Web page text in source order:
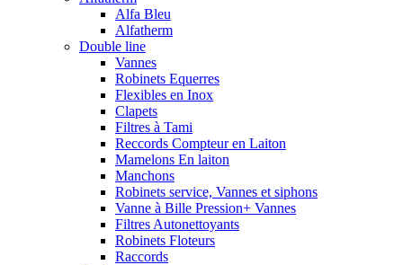
Alfa Bleu
Alfatherm
Double line
Vannes
Robinets Equerres
Flexibles en Inox
Clapets
Filtres à Tami
Reccords Compteur en Laiton
Mamelons En laiton
Manchons
Robinets service, Vannes et siphons
Vanne à Bille Pression+ Vannes
Filtres Autonettoyants
Robinets Floteurs
Raccords